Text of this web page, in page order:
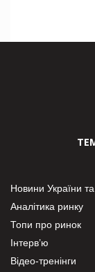
Новини України
Аналітика ринку
Топи про ринок
Інтерв’ю
Відео-тренінги